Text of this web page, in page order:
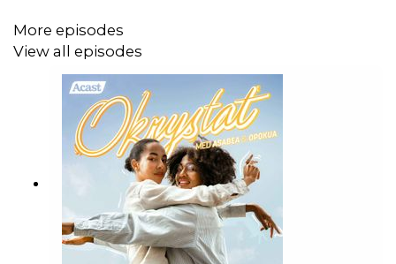
More episodes
View all episodes